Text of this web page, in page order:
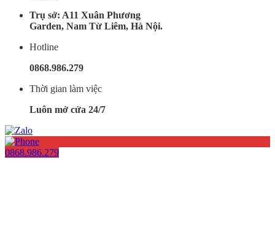
Trụ sở: A11 Xuân Phương
Garden, Nam Từ Liêm, Hà Nội.
Hotline
0868.986.279
Thời gian làm việc
Luôn mở cửa 24/7
0868.986.279